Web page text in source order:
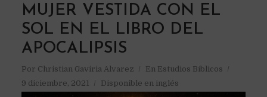
MUJER VESTIDA CON EL
SOL EN EL LIBRO DEL
APOCALIPSIS
Por Christian Gaviria Alvarez En Estudios Bíblicos
9 diciembre, 2021
Disponible en inglés